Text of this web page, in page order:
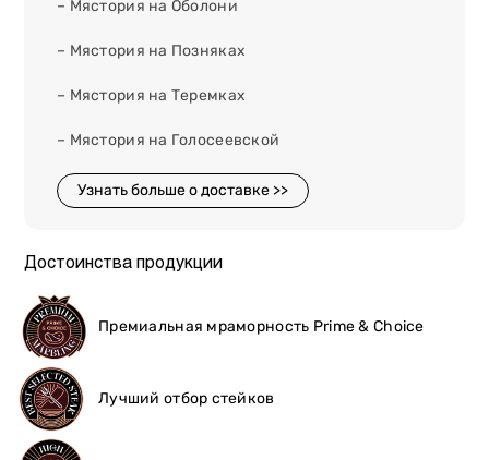
– Мястория на Оболони
– Мястория на Позняках
– Мястория на Теремках
– Мястория на Голосеевской
Узнать больше о доставке >>
Достоинства продукции
Премиальная мраморность Prime & Choice
Лучший отбор стейков